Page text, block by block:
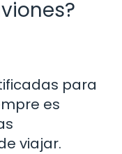
para
es
viajar.